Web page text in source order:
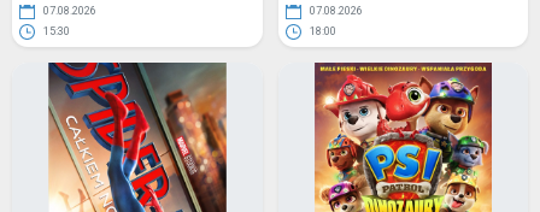
07.08.2026
15:30
07.08.2026
18:00